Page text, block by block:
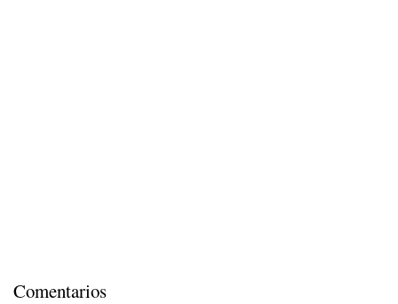
Comentarios